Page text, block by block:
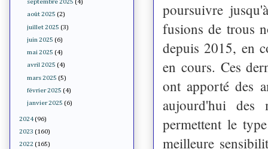
poursuivre
fusions de trous
depuis 2015, en
en cours. Ces
ont apporté des
aujourd'hui des
permettent le
meilleure
septembre 2025 (4)
août 2025 (2)
juillet 2025 (3)
juin 2025 (6)
mai 2025 (4)
avril 2025 (4)
mars 2025 (5)
février 2025 (4)
janvier 2025 (6)
2024 (96)
2023 (160)
2022 (165)